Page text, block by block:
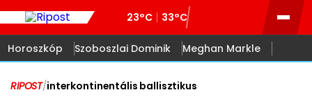
23°C 33°C
Horoszkóp Szoboszlai Dominik Meghan Markle
RIPOST/interkontinentális ballisztikus